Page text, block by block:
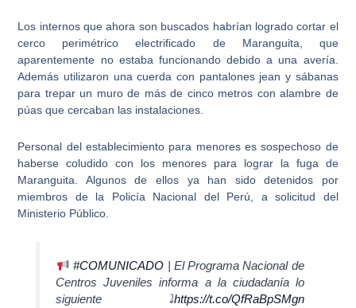
Los internos que ahora son buscados habrían logradocortar el
cerco perimétrico electrificado de Maranguita, que
aparentemente no estaba funcionando debido a una avería.
Además utilizaron una cuerda con pantalones jean y sábanas
para trepar un muro de más de cinco metros con alambre de
púas que cercaban las instalaciones.
Personal del establecimiento para menores es sospechoso de
haberse coludido con los menores para lograr la fuga de
Maranguita. Algunos de ellos ya han sido detenidos por
miembros de la Policía Nacional del Perú, a solicitud del
Ministerio Público.
#COMUNICADO | El Programa Nacional de
Centros Juveniles informa a la ciudadanía lo
siguiente ⤵https://t.co/QfRaBpSMgn